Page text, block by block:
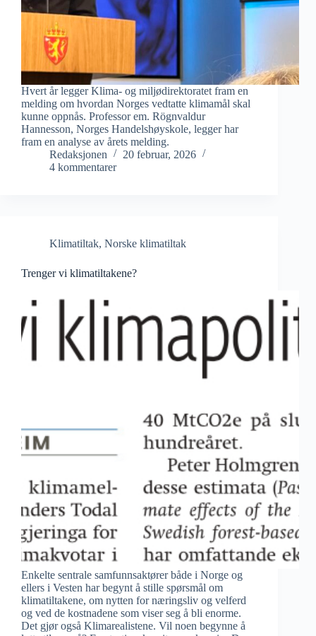
Hvert år legger Klima- og miljødirektoratet fram en
melding om hvordan Norges vedtatte klimamål skal
kunne oppnås. Professor em. Rögnvaldur
Hannesson, Norges Handelshøyskole, legger har
fram en analyse av årets melding.
Redaksjonen
20 februar, 2026
4 kommentarer
Klimatiltak, Norske klimatiltak
Trenger vi klimatiltakene?
Enkelte sentrale samfunnsaktører både i Norge og
ellers i Vesten har begynt å stille spørsmål om
klimatiltakene, om nytten for næringsliv og velferd
og ved de kostnadene som viser seg å bli enorme.
Det gjør også Klimarealistene. Vil noen begynne å